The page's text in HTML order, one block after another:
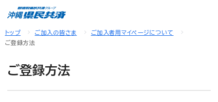
トップ ご加入の皆さま
ご加入者用マイページについて
ご登録方法
ご登録方法